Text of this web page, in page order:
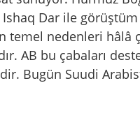
Ishaq Dar ile
temel nedenleri hâlâ
AB bu çabaları
Bugün Suudi